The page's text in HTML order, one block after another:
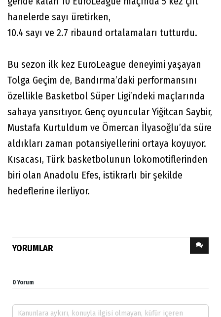
hanelerde sayı üretirken,
10.4 sayı ve 2.7 ribaund ortalamaları tutturdu.
Bu sezon ilk kez EuroLeague deneyimi yaşayan
Tolga Geçim de, Bandırma’daki performansını
özellikle Basketbol Süper Ligi’ndeki maçlarında
sahaya yansıtıyor. Genç oyuncular Yiğitcan Saybir,
Mustafa Kurtuldum ve Ömercan İlyasoğlu’da süre
aldıkları zaman potansiyellerini ortaya koyuyor.
Kısacası, Türk basketbolunun lokomotiflerinden
biri olan Anadolu Efes, istikrarlı bir şekilde
hedeflerine ilerliyor.
YORUMLAR
0 Yorum